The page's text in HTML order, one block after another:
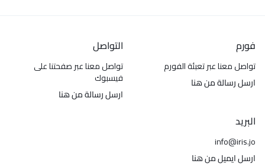
فورم
تواصل معنا عبر تعبئة الفورم
ارسل رسالة من هنا
التواصل
تواصل معنا عبر صفحتنا على
فيسبوك
ارسل رسالة من هنا
البريد
info@iris.jo
ارسل ايميل من هنا